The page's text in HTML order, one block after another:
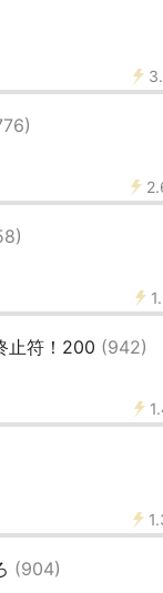
止符！200 (942)
(904)